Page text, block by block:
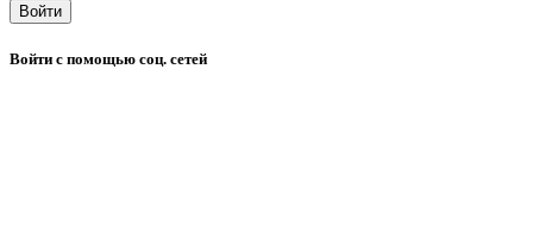
Войти
Войти с помощью соц. сетей